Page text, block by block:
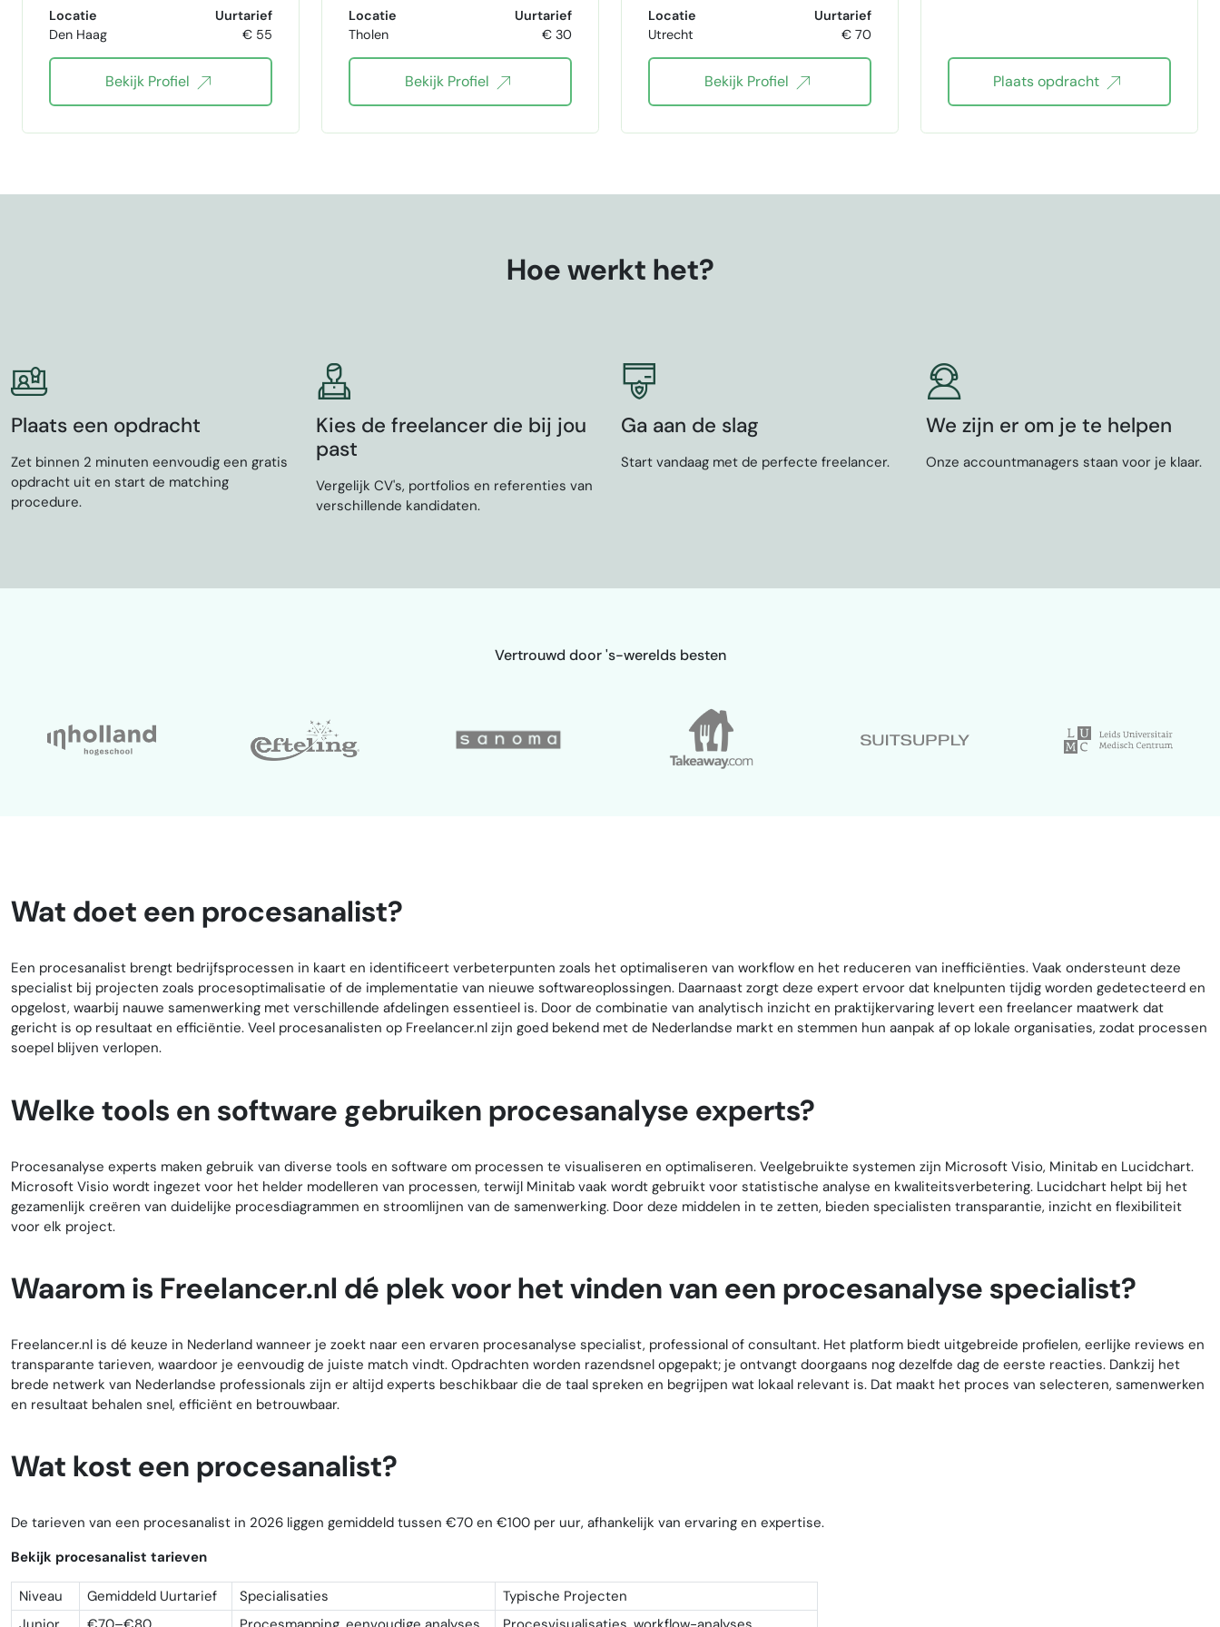
financiële analyses schrijven
Locatie
Den Haag
Uurtarief
€ 55
Bekijk Profiel
Locatie
Tholen
Uurtarief
€ 30
Bekijk Profiel
procesoptimalisatie Lovable
Claude Code
Locatie
Utrecht
Uurtarief
€ 70
Bekijk Profiel Plaats opdracht
Hoe werkt het?
Plaats een opdracht
Zet binnen 2 minuten eenvoudig een gratis
opdracht uit en start de matching
procedure.
Kies de freelancer die bij jou
past
Vergelijk CV's, portfolios en referenties van
verschillende kandidaten.
Ga aan de slag
Start vandaag met de perfecte freelancer.
We zijn er om je te helpen
Onze accountmanagers staan voor je klaar.
Vertrouwd door 's-werelds besten
Wat doet een procesanalist?
Een procesanalist brengt bedrijfsprocessen in kaart en identificeert verbeterpunten zoals het optimaliseren van workflow en het reduceren van inefficiënties. Vaak ondersteunt deze
specialist bij projecten zoals procesoptimalisatie of de implementatie van nieuwe softwareoplossingen. Daarnaast zorgt deze expert ervoor dat knelpunten tijdig worden gedetecteerd en
opgelost, waarbij nauwe samenwerking met verschillende afdelingen essentieel is. Door de combinatie van analytisch inzicht en praktijkervaring levert een freelancer maatwerk dat
gericht is op resultaat en efficiëntie. Veel procesanalisten op Freelancer.nl zijn goed bekend met de Nederlandse markt en stemmen hun aanpak af op lokale organisaties, zodat processen
soepel blijven verlopen.
Welke tools en software gebruiken procesanalyse experts?
Procesanalyse experts maken gebruik van diverse tools en software om processen te visualiseren en optimaliseren. Veelgebruikte systemen zijn Microsoft Visio, Minitab en Lucidchart.
Microsoft Visio wordt ingezet voor het helder modelleren van processen, terwijl Minitab vaak wordt gebruikt voor statistische analyse en kwaliteitsverbetering. Lucidchart helpt bij het
gezamenlijk creëren van duidelijke procesdiagrammen en stroomlijnen van de samenwerking. Door deze middelen in te zetten, bieden specialisten transparantie, inzicht en flexibiliteit
voor elk project.
Waarom is Freelancer.nl dé plek voor het vinden van een procesanalyse specialist?
Freelancer.nl is dé keuze in Nederland wanneer je zoekt naar een ervaren procesanalyse specialist, professional of consultant. Het platform biedt uitgebreide profielen, eerlijke reviews en
transparante tarieven, waardoor je eenvoudig de juiste match vindt. Opdrachten worden razendsnel opgepakt; je ontvangt doorgaans nog dezelfde dag de eerste reacties. Dankzij het
brede netwerk van Nederlandse professionals zijn er altijd experts beschikbaar die de taal spreken en begrijpen wat lokaal relevant is. Dat maakt het proces van selecteren, samenwerken
en resultaat behalen snel, efficiënt en betrouwbaar.
Wat kost een procesanalist?
De tarieven van een procesanalist in 2026 liggen gemiddeld tussen €70 en €100 per uur, afhankelijk van ervaring en expertise.
Bekijk procesanalist tarieven
Niveau Gemiddeld Uurtarief Specialisaties
Typische Projecten